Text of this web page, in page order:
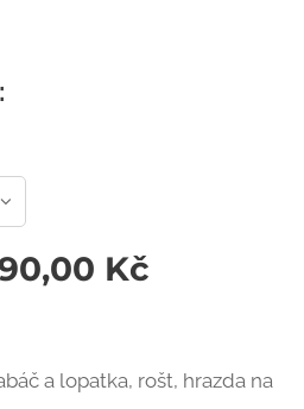
Kč
a lopatka, rošt, hrazda na